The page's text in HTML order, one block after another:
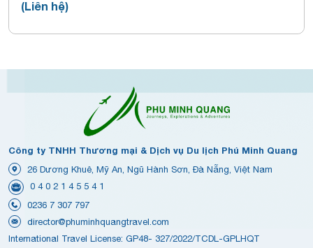
(Liên hệ)
Công ty TNHH Thương mại & Dịch vụ Du lịch Phú Minh Quang
26 Dương Khuê, Mỹ An, Ngũ Hành Sơn, Đà Nẵng, Việt Nam
0 4 0 2 1 4 5 5 4 1
0236 7 307 797
director@phuminhquangtravel.com
International Travel License: GP48- 327/2022/TCDL-GPLHQT